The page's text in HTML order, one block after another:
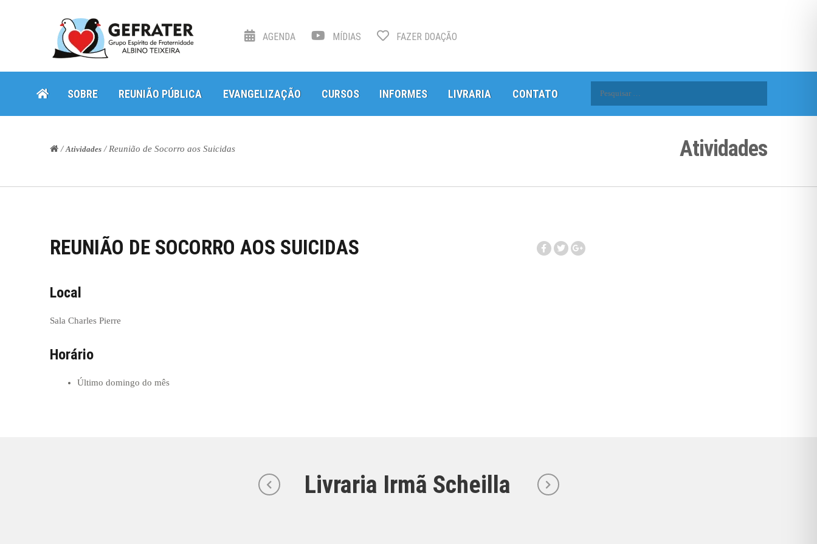
AGENDA MÍDIAS FAZER DOAÇÃO
SOBRE REUNIÃO PÚBLICA EVANGELIZAÇÃO CURSOS INFORMES LIVRARIA CONTATO
/ Atividades / Reunião de Socorro aos Suicidas Atividades
REUNIÃO DE SOCORRO AOS SUICIDAS
Local
Sala Charles Pierre
Horário
Último domingo do mês
Livraria Irmã Scheilla